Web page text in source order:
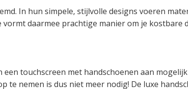
In hun simpele, stijlvolle designs voeren
daarmee prachtige manier om je kostbare
touchscreen met handschoenen aan
nemen is dus niet meer nodig! De luxe